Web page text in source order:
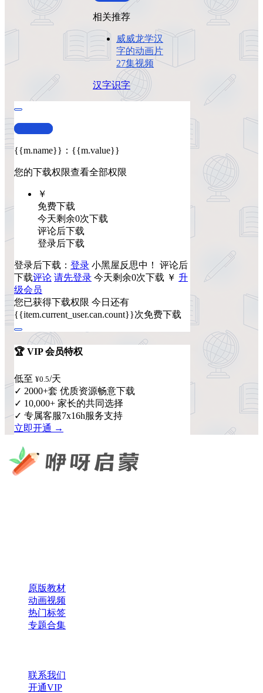
相关推荐
威威龙学汉
字的动画片
27集视频
汉字识字
查看演示
{{m.name}} ： {{m.value}}
您的下载权限查看全部权限
￥
免费下载
今天剩余0次下载
评论后下载
登录后下载
登录后下载： 登录 小黑屋反思中！ 评论后
下载评论 请先登录 今天剩余0次下载 ￥ 升
级会员
您已获得下载权限 今日还有
{{item.current_user.can.count}}次免费下载
🏆 VIP 会员特权
低至 ¥0.5/天
✓ 2000+套 优质资源畅意下载
✓ 10,000+ 家长的共同选择
✓ 专属客服7x16h服务支持
立即开通 →
原版教材
动画视频
热门标签
专题合集
联系我们
开通VIP